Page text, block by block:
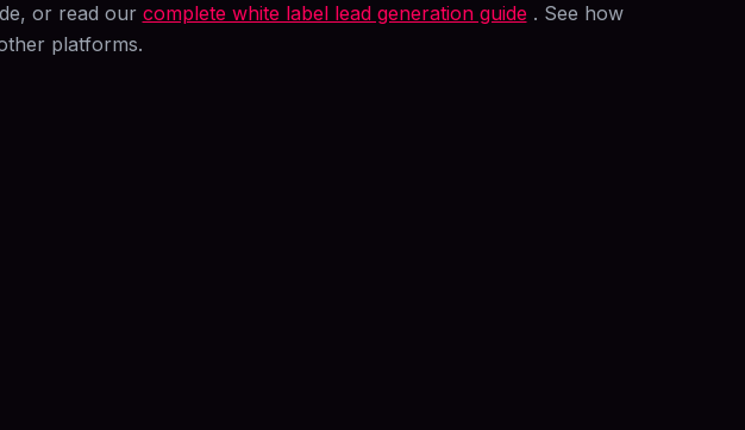
or read our complete white label lead generation guide . See how
platforms.